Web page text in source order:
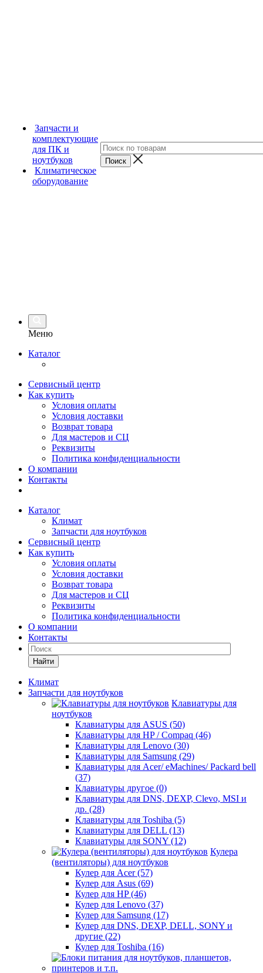
Запчасти и
комплектующие
для ПК и
ноутбуков
Климатическое
оборудование
Меню
Каталог
Сервисный центр
Как купить
Условия оплаты
Условия доставки
Возврат товара
Для мастеров и СЦ
Реквизиты
Политика конфиденциальности
О компании
Контакты
Каталог
Климат
Запчасти для ноутбуков
Сервисный центр
Как купить
Условия оплаты
Условия доставки
Возврат товара
Для мастеров и СЦ
Реквизиты
Политика конфиденциальности
О компании
Контакты
Найти
Климат
Запчасти для ноутбуков
Клавиатуры для
ноутбуков
Клавиатуры для ASUS (50)
Клавиатуры для HP / Compaq (46)
Клавиатуры для Lenovo (30)
Клавиатуры для Samsung (29)
Клавиатуры для Acer/ eMachines/ Packard bell
(37)
Клавиатуры другое (0)
Клавиатуры для DNS, DEXP, Clevo, MSI и
др. (28)
Клавиатуры для Toshiba (5)
Клавиатуры для DELL (13)
Клавиатуры для SONY (12)
Кулера
(вентиляторы) для ноутбуков
Кулер для Acer (57)
Кулер для Asus (69)
Кулер для HP (46)
Кулер для Lenovo (37)
Кулер для Samsung (17)
Кулер для DNS, DEXP, DELL, SONY и
другие (22)
Кулер для Toshiba (16)